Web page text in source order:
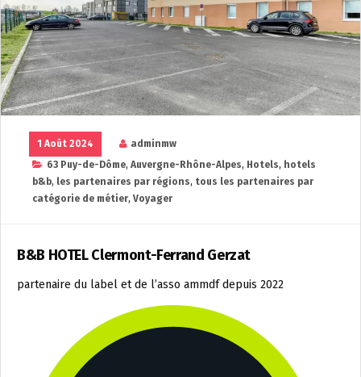
1 Août 2024
adminmw
63 Puy-de-Dôme, Auvergne-Rhône-Alpes, Hotels, hotels
b&b, les partenaires par régions, tous les partenaires par
catégorie de métier, Voyager
B&B HOTEL Clermont-Ferrand Gerzat
partenaire du label et de l’asso ammdf depuis 2022